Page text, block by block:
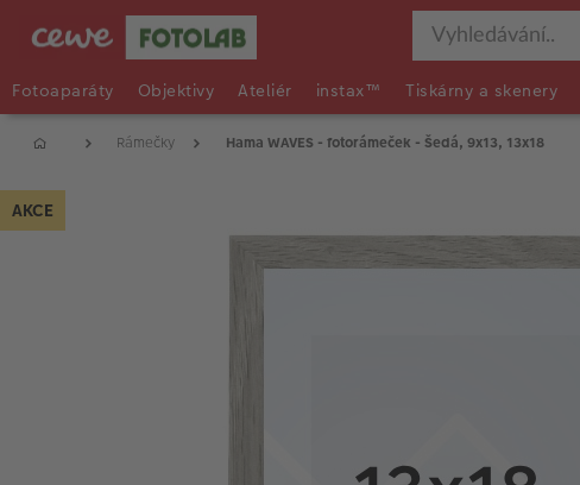
Fotoaparáty Objektivy Ateliér instax™ Tiskárny a skenery
Rámečky Hama WAVES - fotorámeček - Šedá, 9x13, 13x18
AKCE